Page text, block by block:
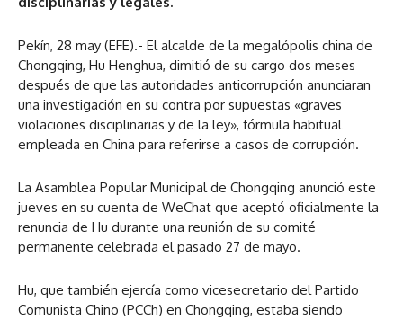
Pekín, 28 may (EFE).- El alcalde de la megalópolis china de
Chongqing, Hu Henghua, dimitió de su cargo dos meses
después de que las autoridades anticorrupción anunciaran
una investigación en su contra por supuestas «graves
violaciones disciplinarias y de la ley», fórmula habitual
empleada en China para referirse a casos de corrupción.
La Asamblea Popular Municipal de Chongqing anunció este
jueves en su cuenta de WeChat que aceptó oficialmente la
renuncia de Hu durante una reunión de su comité
permanente celebrada el pasado 27 de mayo.
Hu, que también ejercía como vicesecretario del Partido
Comunista Chino (PCCh) en Chongqing, estaba siendo